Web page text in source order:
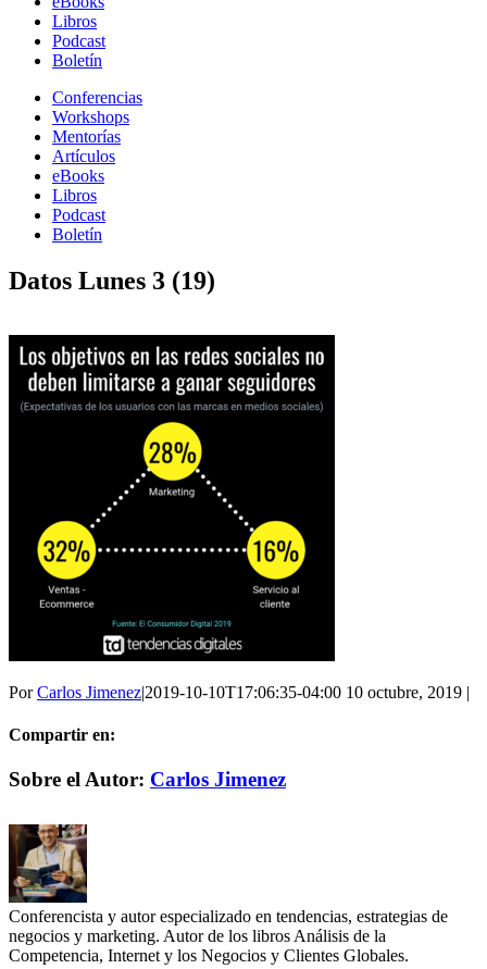
Libros
Podcast
Boletín
Conferencias
Workshops
Mentorías
Artículos
eBooks
Libros
Podcast
Boletín
Datos Lunes 3 (19)
PorCarlos Jimenez|2019-10-10T17:06:35-04:00 10 octubre, 2019 |
Compartir en:
Facebook
X
LinkedIn
WhatsApp
Correo
Sobre el Autor: Carlos Jimenez
Conferencista y autor especializado en tendencias, estrategias de
negocios y marketing. Autor de los libros Análisis de la
Competencia, Internet y los Negocios y Clientes Globales.